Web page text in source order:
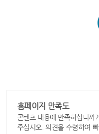
홈페이지 만족도
콘텐츠 내용에 만족하십니까
주십시오. 의견을 수렴하여